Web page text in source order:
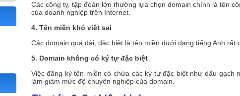
Các công ty, tập đoàn lớn thường lựa chọn domain chính là tên
của doanh nghiệp trên Internet.
4. Tên miền khó viết sai
Các domain quá dài, đặc biệt là tên miền dưới dạng tiếng Anh rất
5. Domain không có ký tự đặc biệt
Việc đăng ký tên miền có chứa các ký tự đặc biệt như dấu
làm giảm mức độ chuyên nghiệp của domain.